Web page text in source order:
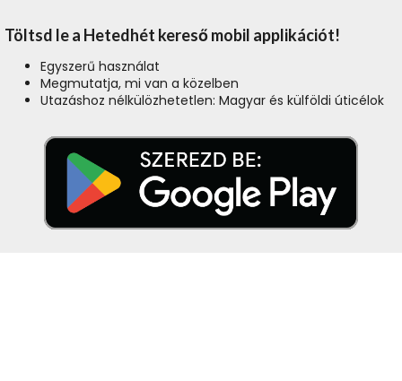
Töltsd le a Hetedhét kereső mobil applikációt!
Egyszerű használat
Megmutatja, mi van a közelben
Utazáshoz nélkülözhetetlen: Magyar és külföldi úticélok